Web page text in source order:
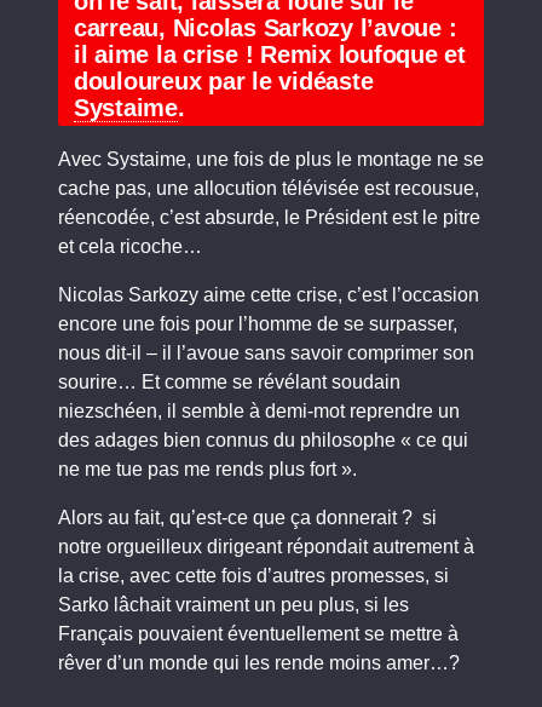
carreau, Nicolas Sarkozy l’avoue :
il aime la crise ! Remix loufoque et
douloureux par le vidéaste
Systaime.
Avec Systaime, une fois de plus le montage ne se
cache pas, une allocution télévisée est recousue,
réencodée, c’est absurde, le Président est le pitre
et cela ricoche…
Nicolas Sarkozy aime cette crise, c’est l’occasion
encore une fois pour l’homme de se surpasser,
nous dit-il – il l’avoue sans savoir comprimer son
sourire… Et comme se révélant soudain
niezschéen, il semble à demi-mot reprendre un
des adages bien connus du philosophe « ce qui
ne me tue pas me rends plus fort ».
Alors au fait, qu’est-ce que ça donnerait ? si
notre orgueilleux dirigeant répondait autrement à
la crise, avec cette fois d’autres promesses, si
Sarko lâchait vraiment un peu plus, si les
Français pouvaient éventuellement se mettre à
rêver d’un monde qui les rende moins amer…?